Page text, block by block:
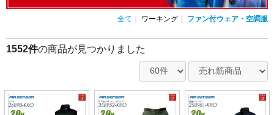
全て ワーキング ファン付ウェア・空調服
1552件の商品が見つかりました